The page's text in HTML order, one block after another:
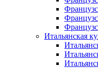
Итальянская